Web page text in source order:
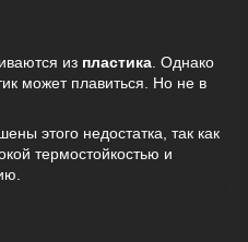
из пластика. Однако
может плавиться. Но не в
этого недостатка, так как
термостойкостью и